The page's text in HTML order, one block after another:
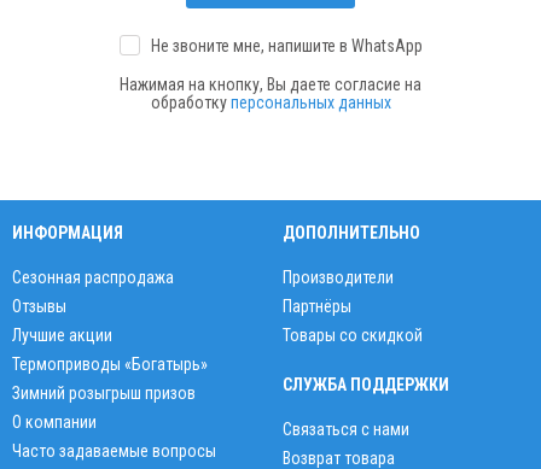
Не звоните мне, напишите в WhatsApp
Нажимая на кнопку, Вы даете согласие на
обработкуперсональных данных
ИНФОРМАЦИЯ
Сезонная распродажа
Отзывы
Лучшие акции
Термоприводы «Богатырь»
Зимний розыгрыш призов
О компании
Часто задаваемые вопросы
ДОПОЛНИТЕЛЬНО
Производители
Партнёры
Товары со скидкой
СЛУЖБА ПОДДЕРЖКИ
Связаться с нами
Возврат товара